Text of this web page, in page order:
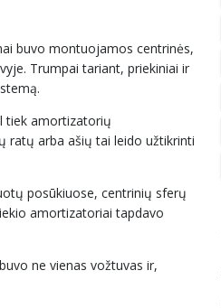
buvo montuojamos centrinės,
Trumpai tariant, priekiniai ir
tiek amortizatorių
ratų arba ašių tai leido užtikrinti
posūkiuose, centrinių sferų
amortizatoriai tapdavo
ne vienas vožtuvas ir,